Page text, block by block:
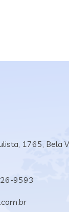
1765, Bela
9593